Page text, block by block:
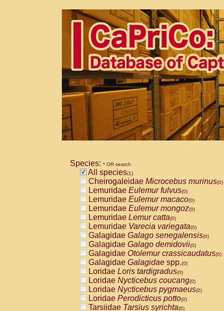
Species: * OR search
All species(1)
Cheirogaleidae Microcebus murinus(0)
Lemuridae Eulemur fulvus(0)
Lemuridae Eulemur macaco(0)
Lemuridae Eulemur mongoz(0)
Lemuridae Lemur catta(0)
Lemuridae Varecia variegata(0)
Galagidae Galago senegalensis(0)
Galagidae Galago demidovii(0)
Galagidae Otolemur crassicaudatus(0)
Galagidae Galagidae spp.(0)
Loridae Loris tardigradus(0)
Loridae Nycticebus coucang(0)
Loridae Nycticebus pygmaeus(0)
Loridae Perodicticus potto(0)
Tarsiidae Tarsius syrichta(0)